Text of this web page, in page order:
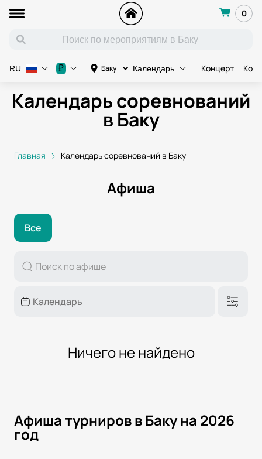
0
Баку Календарь Концерт
RU ₽
Календарь соревнований
в Баку
Главная Календарь соревнований в Баку
Афиша
Все
Ничего не найдено
Афиша турниров в Баку на 2026
год